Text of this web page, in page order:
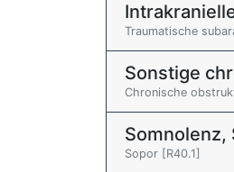
Traumatische
Sonstige
Chronische
Somnolenz,
Sopor [R40.1]